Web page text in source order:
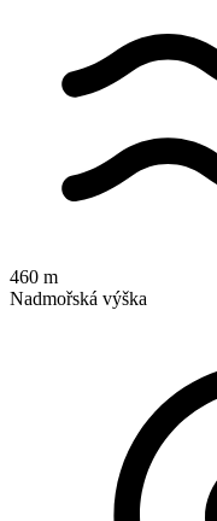
460 m
Nadmořská výška